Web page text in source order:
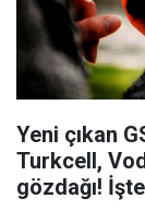
Yeni çıkan
Turkcell,
gözdağı!